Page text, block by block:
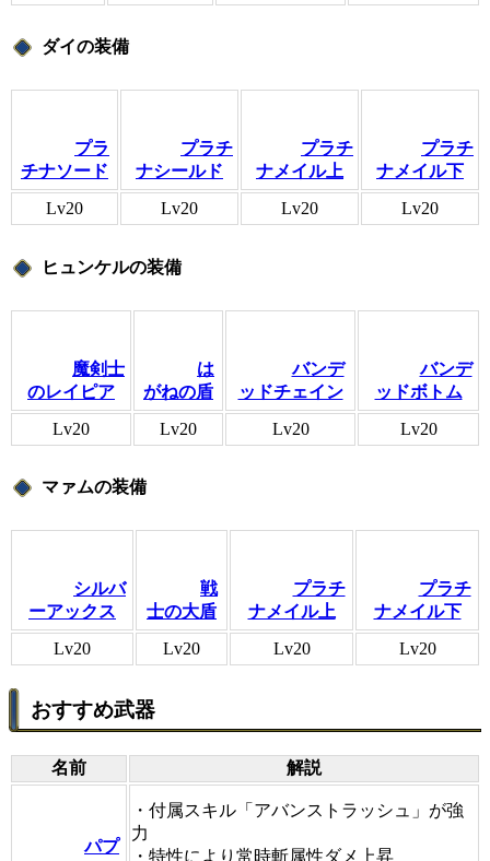
ダイの装備
プラ
チナソード
プラチ
ナシールド
プラチ
ナメイル上
プラチ
ナメイル下
Lv20
Lv20 Lv20 Lv20
ヒュンケルの装備
魔剣士
のレイピア
は
がねの盾
バンデ
ッドチェイン
バンデ
ッドボトム
Lv20
Lv20 Lv20 Lv20
マァムの装備
シルバ
ーアックス
戦
士の大盾
プラチ
ナメイル上
プラチ
ナメイル下
Lv20
Lv20 Lv20 Lv20
おすすめ武器
名前 解説
パプ
・付属スキル「アバンストラッシュ」が強
力
・特性により常時斬属性ダメ上昇